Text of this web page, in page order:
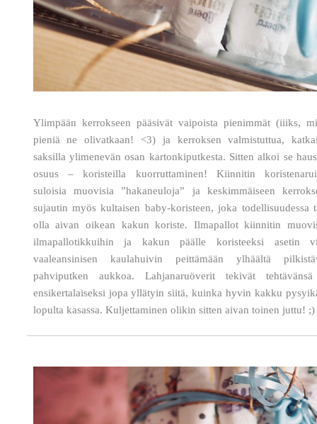
Ylimpään kerrokseen pääsivät vaipoista pienimmät (iiiks,
pieniä ne olivatkaan! <3) ja kerroksen valmistuttua,
saksilla ylimenevän osan kartonkiputkesta. Sitten alkoi se
osuus – koristeilla kuorruttaminen! Kiinnitin
suloisia muovisia ”hakaneuloja” ja keskimmäiseen
sujautin myös kultaisen baby-koristeen, joka todellisuudessa
olla aivan oikean kakun koriste. Ilmapallot kiinnitin
ilmapallotikkuihin ja kakun päälle koristeeksi asetin
vaaleansinisen kaulahuivin peittämään ylhäältä
pahviputken aukkoa. Lahjanaruöverit tekivät
ensikertalaiseksi jopa yllätyin siitä, kuinka hyvin kakku
lopulta kasassa. Kuljettaminen olikin sitten aivan toinen juttu! ;)